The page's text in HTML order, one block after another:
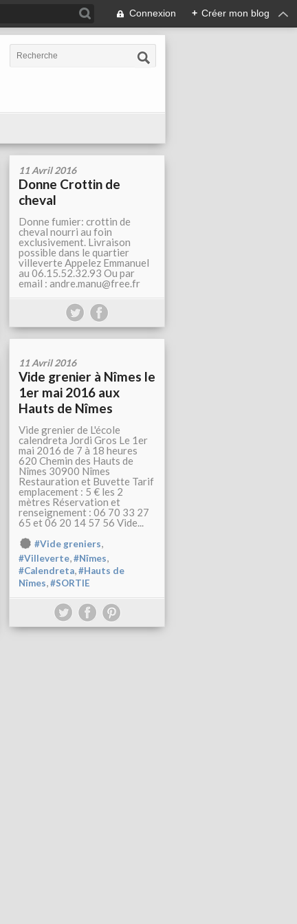
Connexion + Créer mon blog
11 Avril 2016
Donne Crottin de
cheval
Donne fumier: crottin de
cheval nourri au foin
exclusivement. Livraison
possible dans le quartier
villeverte Appelez Emmanuel
au 06.15.52.32.93 Ou par
email : andre.manu@free.fr
11 Avril 2016
Vide grenier à Nîmes le
1er mai 2016 aux
Hauts de Nîmes
Vide grenier de L'école
calendreta Jordi Gros Le 1er
mai 2016 de 7 à 18 heures
620 Chemin des Hauts de
Nîmes 30900 Nîmes
Restauration et Buvette Tarif
emplacement : 5 € les 2
mètres Réservation et
renseignement : 06 70 33 27
65 et 06 20 14 57 56 Vide...
#Vide greniers,
#Villeverte,#Nîmes,
#Calendreta,#Hauts de
Nîmes,#SORTIE